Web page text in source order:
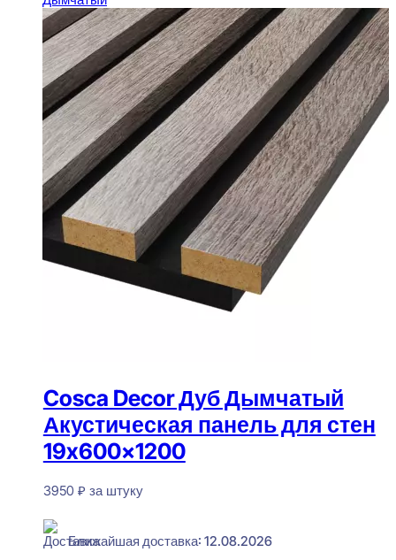
Cosca Decor Дуб Дымчатый
Акустическая панель для стен
19x600x1200
3950 ₽ за штуку
Ближайшая доставка: 12.08.2026